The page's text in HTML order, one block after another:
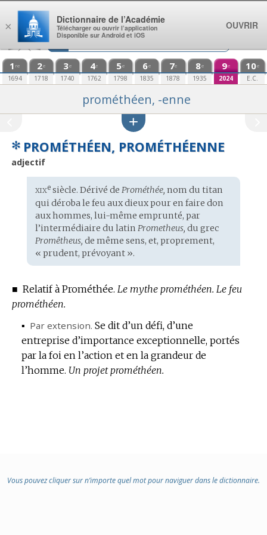
Aller au contenu
1 re
1694
2e
1718
3e
1740
4e
1762
5e
1798
6e
1835
7e
1878
8e
1935
9e
2024
10e
E.C.
prométhéen, -enne
✻ PROMÉTHÉEN, PROMÉTHÉENNE
adjectif
Étymologie
:
xixesiècle. Dérivé de Prométhée, nom du titan
qui déroba le feu aux dieux pour en faire don
aux hommes, lui-même emprunté, par
l’intermédiaire du latin Prometheus, du grec
Promêtheus, de même sens, et, proprement,
« prudent, prévoyant ».
■ Relatif à Prométhée. Le mythe prométhéen. Le feu
prométhéen.
▪ Par extension. Se dit d’un défi, d’une
entreprise d’importance exceptionnelle, portés
par la foi en l’action et en la grandeur de
l’homme. Un projet prométhéen.
Vous pouvez cliquer sur n’importe quel mot pour naviguer dans le dictionnaire.
×
Dictionnaire de l’Académie
Télécharger ou ouvrir l’application
Disponible sur Android et iOS
OUVRIR